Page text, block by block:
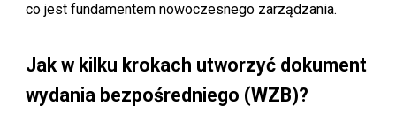
co jest fundamentem nowoczesnego zarządzania.
Jak w kilku krokach utworzyć dokument
wydania bezpośredniego (WZB)?